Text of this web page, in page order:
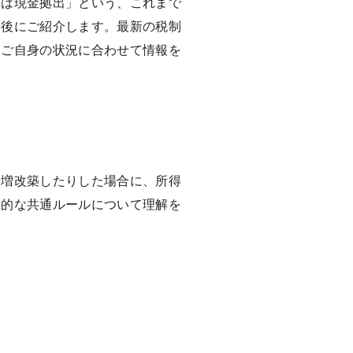
にご紹介します。最新の税制
自身の状況に合わせて情報を
改築したりした場合に、所得
な共通ルールについて理解を